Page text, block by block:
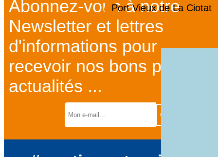
Port Vieux de La Ciotat
Abonnez-vous à notre
Newsletter et lettres
d'informations pour
recevoir nos bons plans et
actualités ...